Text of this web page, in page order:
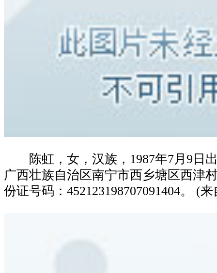
陈虹，女，汉族，1987年7月9日
广西壮族自治区南宁市西乡塘区西津
份证号码：452123198707091404。 (